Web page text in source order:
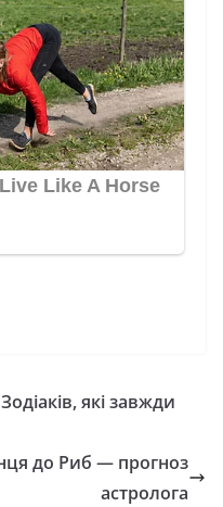
які завжди
до Риб — прогноз
астролога